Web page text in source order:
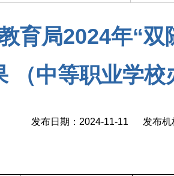
育局2024年“双
（中等职业学校
发布日期：2024-11-11 发布机